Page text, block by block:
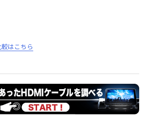
はこちら